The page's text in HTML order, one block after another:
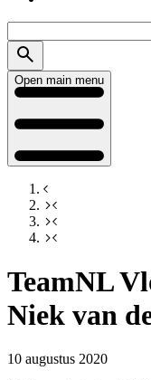
Open main menu
TeamNL
Niek van
10 augustus 2020